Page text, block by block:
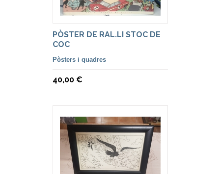
PÒSTER DE RAL.LI STOC DE
COC
Pòsters i quadres
40,00 €